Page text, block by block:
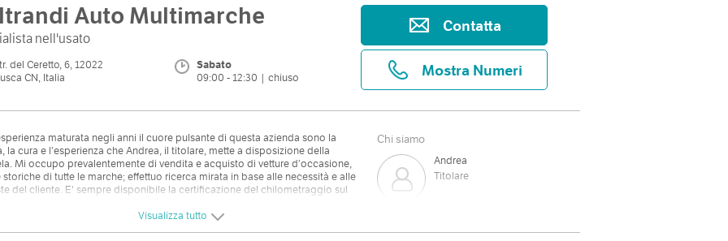
Auto Multimarche
nell'usato
del Ceretto, 6, 12022
CN, Italia
Sabato
09:00 - 12:30 | chiuso
Contatta
Mostra Numeri
maturata negli anni il cuore pulsante di questa azienda sono la
la cura e l’esperienza che Andrea, il titolare, mette a disposizione della
Mi occupo prevalentemente di vendita e acquisto di vetture d’occasione,
storiche di tutte le marche; effettuo ricerca mirata in base alle necessità e alle
del cliente. E' sempre disponibile la certificazione del chilometraggio sul
Chi siamo
Andrea
Titolare
Visualizza tutto